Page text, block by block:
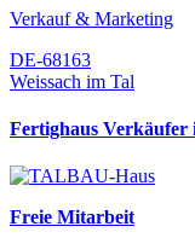
Verkauf & Marketing
DE-68163
Weissach im Tal
Fertighaus Verkäufer
Freie Mitarbeit